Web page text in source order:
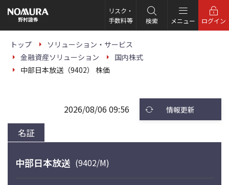
の
ー
リスク・
手数料等
検索 メニュー ログイン
トップ
ソリューション・サービス
金融資産ソリューション
国内株式
中部日本放送（9402） 株価
名証
2026/08/06 09:56 情報更新
中部日本放送 (9402/M)